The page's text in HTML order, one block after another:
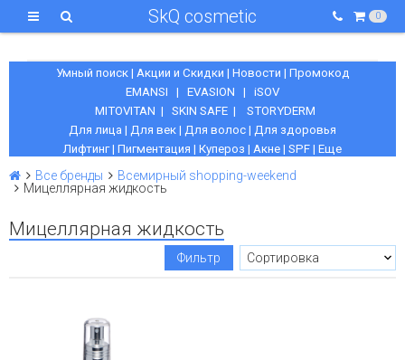
SkQ cosmetic 0
Умный поиск| Акции и Скидки | Новости | Промокод
EMANSI | EVASION | iSOV
MITOVITAN | SKIN SAFE | STORYDERM
Для лица | Для век | Для волос | Для здоровья
Лифтинг| Пигментация | Купероз | Акне | SPF | Еще
Все бренды
Всемирный shopping-weekend
Мицеллярная жидкость
Мицеллярная жидкость
Фильтр